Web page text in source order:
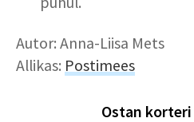
Autor: Anna-Liisa Mets
Allikas: Postimees
Ostan korteri